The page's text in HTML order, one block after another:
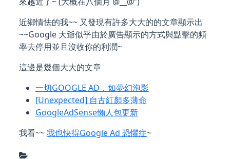
近鄉情怯的我~~ 又發現有許多大大的的文章顯示出
~~Google 大爺似乎由於廣告顯示的方式與點擊的頻
率去停用並且沒收你的利潤~
這邊是幾個大大的文章
一切GOOGLE AD，如夢幻泡影
[Unexpected] 自古紅顏多薄命
GoogleAdSense懶人包更新
我看~~我也快得Google Ad 恐懼症~